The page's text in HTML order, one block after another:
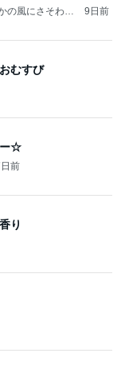
の風にさそわれ
9日前
むすび
ー☆
前
り